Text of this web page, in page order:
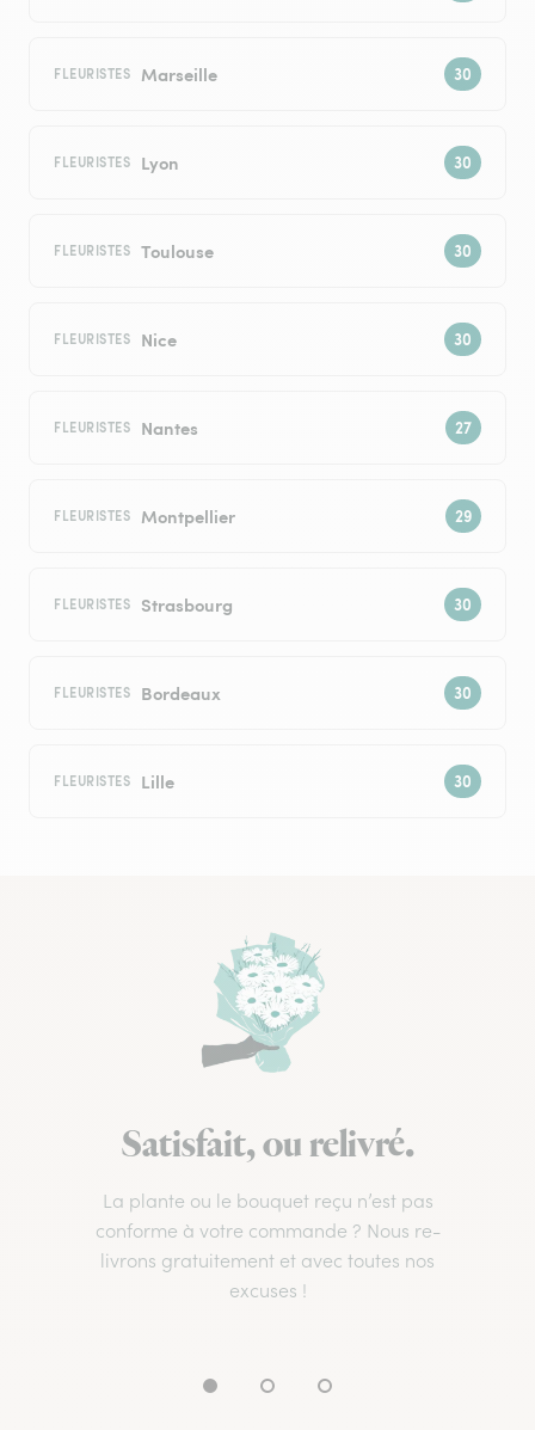
FLEURISTES Marseille
FLEURISTES Lyon
FLEURISTES Toulouse
FLEURISTES Nice
FLEURISTES Nantes
FLEURISTES Montpellier
FLEURISTES Strasbourg
FLEURISTES Bordeaux
FLEURISTES Lille
Satisfait, ou relivré.
La plante ou le bouquet reçu n’est pas
conforme à votre commande ? Nous re-
livrons gratuitement et avec toutes nos
excuses !